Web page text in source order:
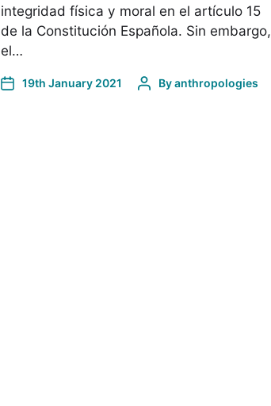
integridad física y moral en el artículo 15
de la Constitución Española. Sin embargo,
el…
19th January 2021 Byanthropologies